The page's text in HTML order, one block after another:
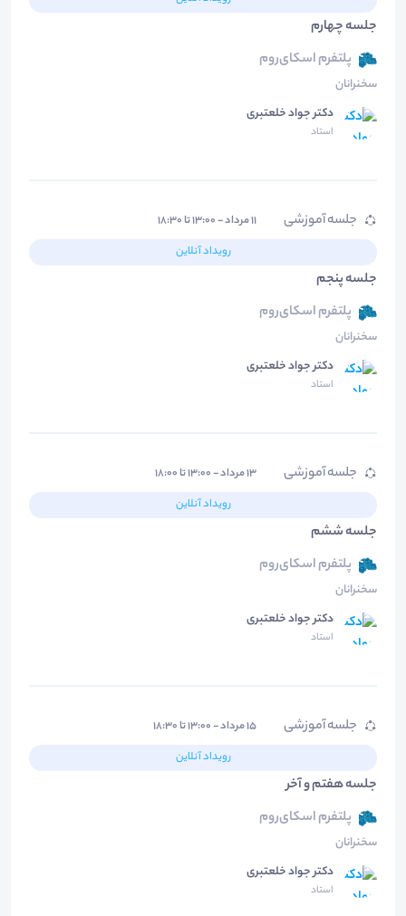
جلسه چهارم
پلتفرم اسکای‌روم
سخنرانان
دکتر جواد خلعتبری
استاد
جلسه آموزشی
۱۱ مرداد - ۱۳:۰۰ تا ۱۸:۳۰
رویداد آنلاین
جلسه پنجم
پلتفرم اسکای‌روم
سخنرانان
دکتر جواد خلعتبری
استاد
جلسه آموزشی
۱۳ مرداد - ۱۳:۰۰ تا ۱۸:۰۰
رویداد آنلاین
جلسه ششم
پلتفرم اسکای‌روم
سخنرانان
دکتر جواد خلعتبری
استاد
جلسه آموزشی
۱۵ مرداد - ۱۳:۰۰ تا ۱۸:۳۰
رویداد آنلاین
جلسه هفتم و آخر
پلتفرم اسکای‌روم
سخنرانان
دکتر جواد خلعتبری
استاد